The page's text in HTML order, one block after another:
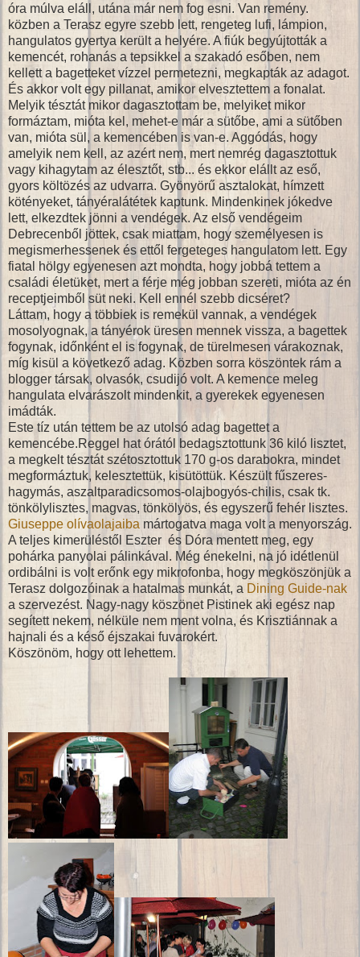
óra múlva eláll, utána már nem fog esni. Van remény.
közben a Terasz egyre szebb lett, rengeteg lufi, lámpion,
hangulatos gyertya került a helyére. A fiúk begyújtották a
kemencét, rohanás a tepsikkel a szakadó esőben, nem
kellett a bagetteket vízzel permetezni, megkapták az adagot.
És akkor volt egy pillanat, amikor elvesztettem a fonalat.
Melyik tésztát mikor dagasztottam be, melyiket mikor
formáztam, mióta kel, mehet-e már a sütőbe, ami a sütőben
van, mióta sül, a kemencében is van-e. Aggódás, hogy
amelyik nem kell, az azért nem, mert nemrég dagasztottuk
vagy kihagytam az élesztőt, stb... és ekkor elállt az eső,
gyors költözés az udvarra. Gyönyörű asztalokat, hímzett
kötényeket, tányéralátétek kaptunk. Mindenkinek jókedve
lett, elkezdtek jönni a vendégek. Az első vendégeim
Debrecenből jöttek, csak miattam, hogy személyesen is
megismerhessenek és ettől fergeteges hangulatom lett. Egy
fiatal hölgy egyenesen azt mondta, hogy jobbá tettem a
családi életüket, mert a férje még jobban szereti, mióta az én
receptjeimből süt neki. Kell ennél szebb dicséret?
Láttam, hogy a többiek is remekül vannak, a vendégek
mosolyognak, a tányérok üresen mennek vissza, a bagettek
fogynak, időnként el is fogynak, de türelmesen várakoznak,
míg kisül a következő adag. Közben sorra köszöntek rám a
blogger társak, olvasók, csudijó volt. A kemence meleg
hangulata elvarászolt mindenkit, a gyerekek egyenesen
imádták.
Este tíz után tettem be az utolsó adag bagettet a
kemencébe.Reggel hat órától bedagsztottunk 36 kiló lisztet,
a megkelt tésztát szétosztottuk 170 g-os darabokra, mindet
megformáztuk, kelesztettük, kisütöttük. Készült fűszeres-
hagymás, aszaltparadicsomos-olajbogyós-chilis, csak tk.
tönkölylisztes, magvas, tönkölyös, és egyszerű fehér lisztes.
Giuseppe olívaolajaiba mártogatva maga volt a menyország.
A teljes kimerüléstől Eszter és Dóra mentett meg, egy
pohárka panyolai pálinkával. Még énekelni, na jó idétlenül
ordibálni is volt erőnk egy mikrofonba, hogy megköszönjük a
Terasz dolgozóinak a hatalmas munkát, a Dining Guide-nak
a szervezést. Nagy-nagy köszönet Pistinek aki egész nap
segített nekem, nélküle nem ment volna, és Krisztiánnak a
hajnali és a késő éjszakai fuvarokért.
Köszönöm, hogy ott lehettem.